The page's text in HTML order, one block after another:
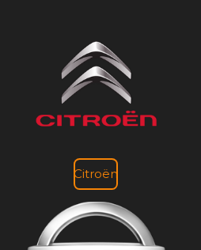
Citroën